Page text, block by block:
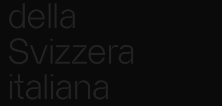
della
Svizzera
italiana